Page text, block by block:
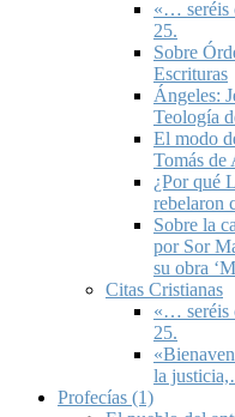
«… seréis
25.
Sobre
Escrituras
Ángeles:
Teología
El modo
Tomás de
¿Por qué
rebelaron
Sobre la
por Sor
su obra
Citas Cristianas
«… seréis
25.
la
Profecías (1)